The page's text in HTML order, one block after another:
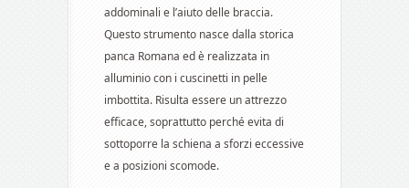
addominali e l’aiuto delle braccia.
Questo strumento nasce dalla storica
panca Romana ed è realizzata in
alluminio con i cuscinetti in pelle
imbottita. Risulta essere un attrezzo
efficace, soprattutto perché evita di
sottoporre la schiena a sforzi eccessive
e a posizioni scomode.